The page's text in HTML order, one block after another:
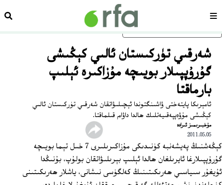
ئاساسلىق مەزمۇنغا ئاتلاڭسەھىپە
شەرقىي تۈركىستان ئالىي كېڭىشى
گۇرۇپپىلار بويىچە مۇزاكىرە ئېلىپ
بارماقتا
ئامېرىكا پايتەختى ۋاشىنگتوندا ئېچىلىۋاتقان شەرقىي تۈركىستان ئالىي
كېڭىشى مۇۋەپپەقىيەتلىك ھالدا داۋام قىلماقتا.
مۇخبىرىمىز ئىرادە
2011.05.05
كېڭەشنىڭ پەيشەنبە كۈنىدىكى مۇزاكىرىلىرى 7 خىل تېما بويىچە
گۇرۇپپىلارغا ئايرىلغان ھالدا ئېلىپ بېرىلىۋاتقان بولۇپ، بۇنىڭدا
ئۇيغۇر سىياسىي ھەرىكىتىنىڭ كەلگۈسى نىشانى، ياشلار ھەرىكىتىنى